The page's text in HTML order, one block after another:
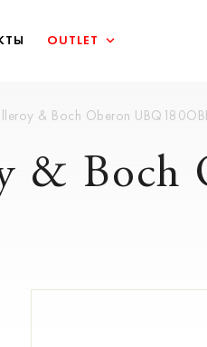
OUTLET
& Boch Oberon
& Boch